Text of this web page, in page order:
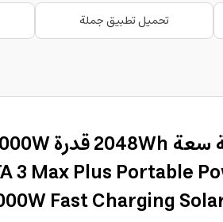
تحميل تطبيق جملة
3 Max Plus Portable
Fast Charging